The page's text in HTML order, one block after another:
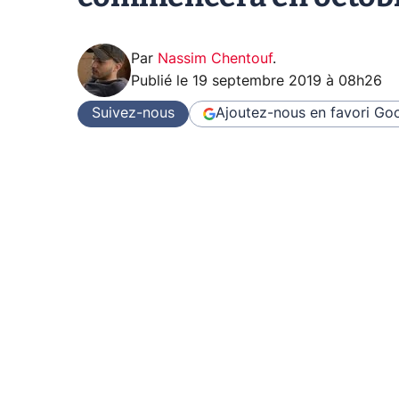
Par Nassim Chentouf.
Publié le 19 septembre 2019 à 08h26
Suivez-nous Ajoutez-nous en favori